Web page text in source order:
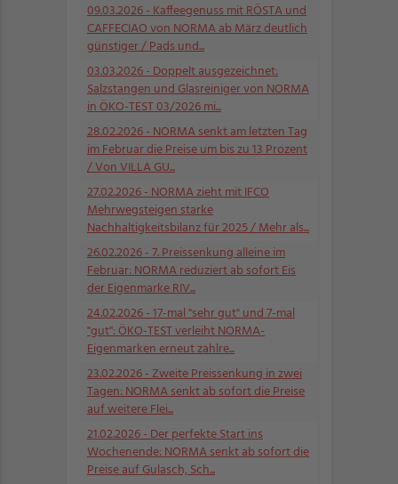
09.03.2026- Kaffeegenuss mit RÖSTA und
CAFFECIAO von NORMA ab März deutlich
günstiger / Pads und...
03.03.2026- Doppelt ausgezeichnet:
Salzstangen und Glasreiniger von NORMA
in ÖKO-TEST 03/2026 mi...
28.02.2026- NORMA senkt am letzten Tag
im Februar die Preise um bis zu 13 Prozent
/ Von VILLA GU...
27.02.2026- NORMA zieht mit IFCO
Mehrwegsteigen starke
Nachhaltigkeitsbilanz für 2025 / Mehr als...
26.02.2026- 7. Preissenkung alleine im
Februar: NORMA reduziert ab sofort Eis
der Eigenmarke RIV...
24.02.2026- 17-mal "sehr gut" und 7-mal
"gut": ÖKO-TEST verleiht NORMA-
Eigenmarken erneut zahlre...
23.02.2026- Zweite Preissenkung in zwei
Tagen: NORMA senkt ab sofort die Preise
auf weitere Flei...
21.02.2026- Der perfekte Start ins
Wochenende: NORMA senkt ab sofort die
Preise auf Gulasch, Sch...